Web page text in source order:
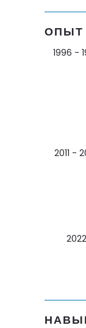
ОПЫТ
1996 -
2011 -
2022